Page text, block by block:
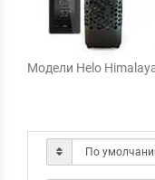
Модели Helo